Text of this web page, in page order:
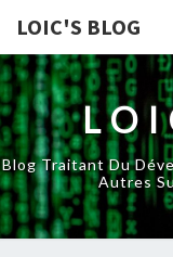
LOIC'S BLOG
Blog Traitant Du
Autres